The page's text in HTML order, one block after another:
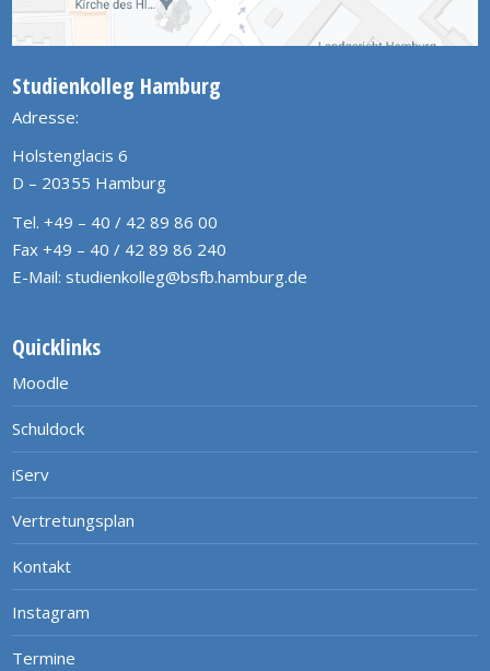
Studienkolleg Hamburg
Adresse:
Holstenglacis 6
D – 20355 Hamburg
Tel. +49 – 40 / 42 89 86 00
Fax +49 – 40 / 42 89 86 240
E-Mail: studienkolleg@bsfb.hamburg.de
Quicklinks
Moodle
Schuldock
iServ
Vertretungsplan
Kontakt
Instagram
Termine